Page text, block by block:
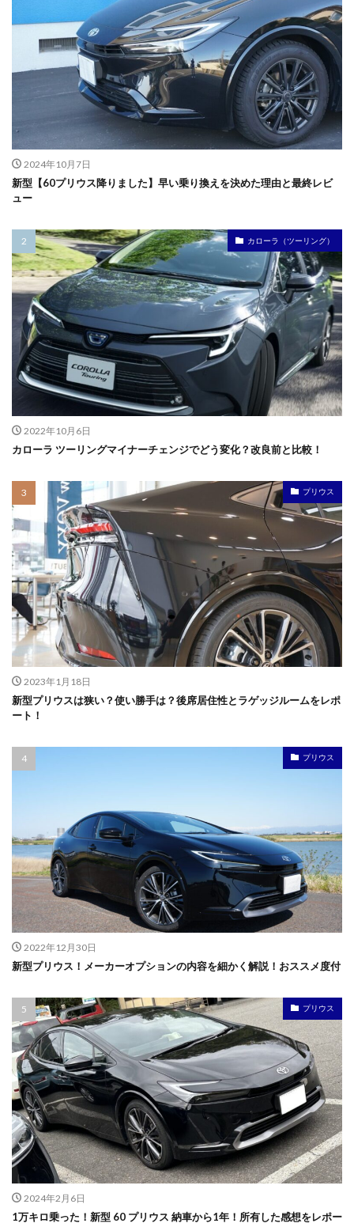
2024年10月7日
新型【60プリウス降りました】早い乗り換えを決めた理由と最終レビ
ュー
カローラ（ツーリング）
2022年10月6日
カローラ ツーリングマイナーチェンジでどう変化？改良前と比較！
プリウス
2023年1月18日
新型プリウスは狭い？使い勝手は？後席居住性とラゲッジルームをレポ
ート！
プリウス
2022年12月30日
新型プリウス！メーカーオプションの内容を細かく解説！おススメ度付
プリウス
2024年2月6日
1万キロ乗った！新型 60 プリウス 納車から1年！所有した感想をレポー